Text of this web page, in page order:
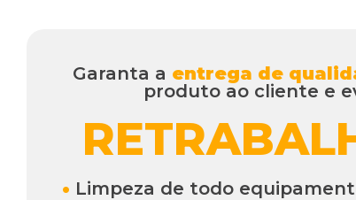
Garanta a entrega de
produto ao cliente e
• Limpeza de todo